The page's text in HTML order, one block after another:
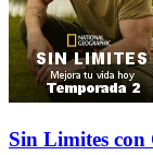
Sin Limites